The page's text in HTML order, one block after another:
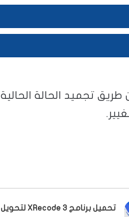
تجميد الحالة الحالية
تحميل برنامج XRecode 3 لتحويل